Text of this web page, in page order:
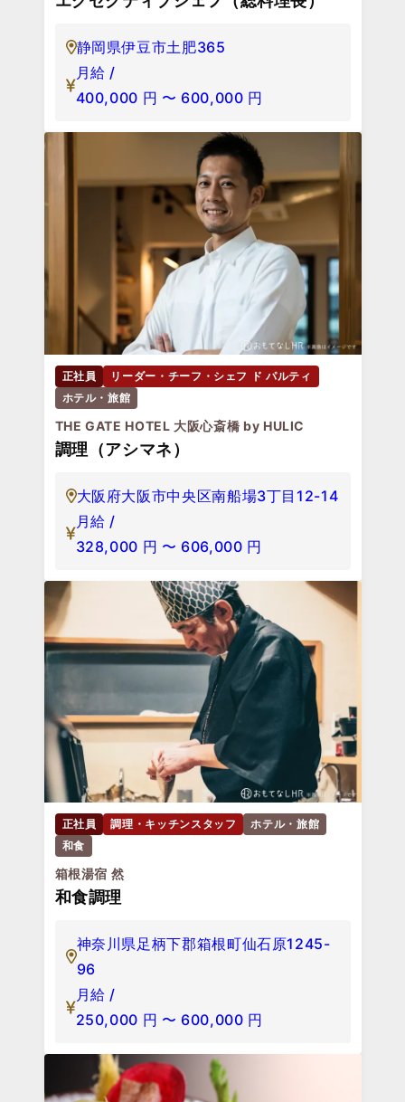
静岡県伊豆市土肥365
月給 /
400,000 円 〜 600,000 円
正社員
リーダー・チーフ・シェフ ド パルティ
ホテル・旅館
THE GATE HOTEL 大阪心斎橋 by HULIC
調理（アシマネ）
大阪府大阪市中央区南船場3丁目12-14
月給 /
328,000 円 〜 606,000 円
正社員 調理・キッチンスタッフ
ホテル・旅館
和食
箱根湯宿 然
和食調理
神奈川県足柄下郡箱根町仙石原1245-
96
月給 /
250,000 円 〜 600,000 円